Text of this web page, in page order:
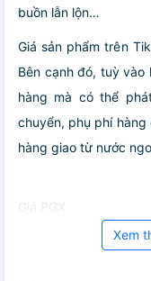
buồn lẫn lộn…
Giá sản phẩm trên
Bên cạnh đó, tuỳ vào
hàng mà có thể
chuyển, phụ phí
hàng giao từ nước
Giá PGX
Xem